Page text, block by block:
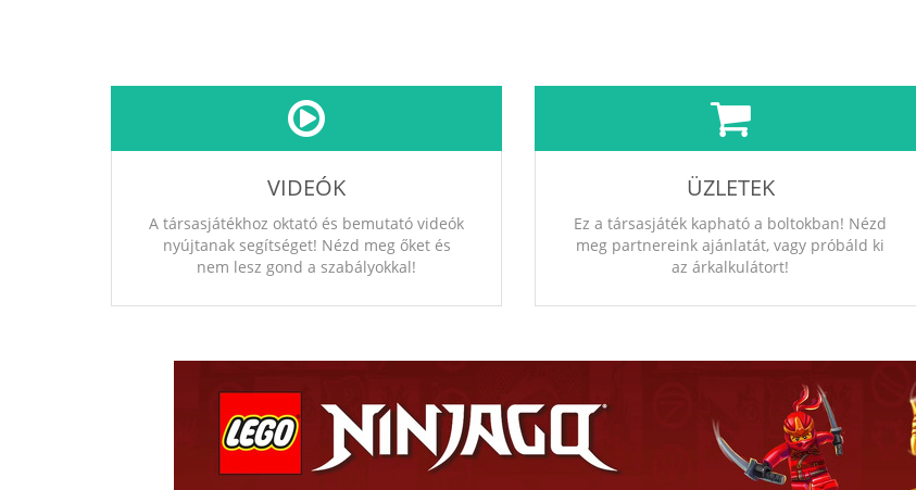
VIDEÓK
A társasjátékhoz oktató és bemutató videók
nyújtanak segítséget! Nézd meg őket és
nem lesz gond a szabályokkal!
ÜZLETEK
Ez a társasjáték kapható a boltokban! Nézd
meg partnereink ajánlatát, vagy próbáld ki
az árkalkulátort!